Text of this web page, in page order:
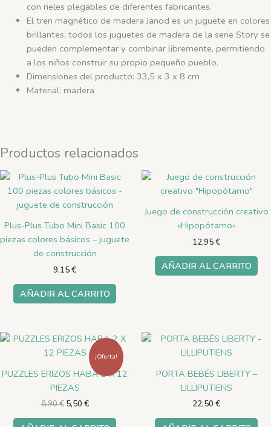
con rieles plegables de diferentes fabricantes.
El tren magnético de madera Janod es un juguete en colores
brillantes, todos los juguetes de madera de la serie Story se
pueden complementar y combinar libremente, permitiendo
a los niños construir su propio pequeño pueblo.
Dimensiones del producto: 33,5 x 3 x 8 cm
Material: madera
Productos relacionados
Plus-Plus Tubo Mini Basic 100
piezas colores básicos – juguete
de construcción
9,15€
AÑADIR AL CARRITO
Juego de construcción creativo
«Hipopótamo»
12,95€
AÑADIR AL CARRITO
¡Oferta!
PUZZLES ERIZOS HABA 2 X 12
PIEZAS
8,90€
El
original
8,90 €.
5,50 €
El
precio
actual
es:
5,50 €.
PORTA BEBÉS LIBERTY –
LILLIPUTIENS
22,50 €